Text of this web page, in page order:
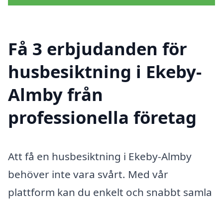
Få 3 erbjudanden för
husbesiktning i Ekeby-
Almby från
professionella företag
Att få en husbesiktning i Ekeby-Almby
behöver inte vara svårt. Med vår
plattform kan du enkelt och snabbt samla